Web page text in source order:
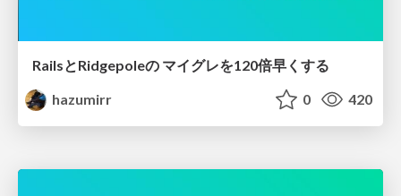
RailsとRidgepoleの マイグレを120倍早くする
hazumirr
0 420